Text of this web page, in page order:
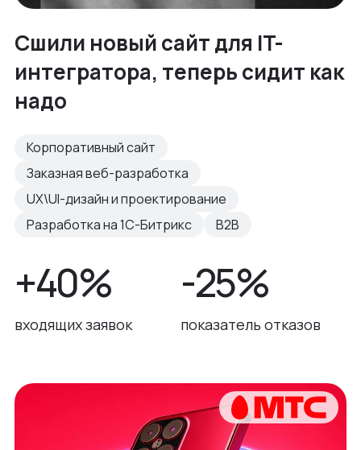
Сшили новый сайт для IT-
интегратора, теперь сидит как
надо
Корпоративный сайт
Заказная веб-разработка
UX\UI-дизайн и проектирование
Разработка на 1С-Битрикс
B2B
+40%
входящих заявок
-25%
показатель отказов